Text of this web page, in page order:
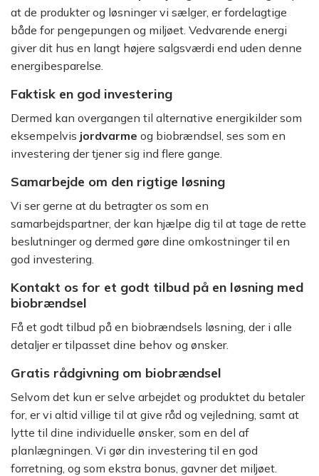
at de produkter og løsninger vi sælger, er fordelagtige
både for pengepungen og miljøet. Vedvarende energi
giver dit hus en langt højere salgsværdi end uden denne
energibesparelse.
Faktisk en god investering
Dermed kan overgangen til alternative energikilder som
eksempelvis jordvarme og biobrændsel, ses som en
investering der tjener sig ind flere gange.
Samarbejde om den rigtige løsning
Vi ser gerne at du betragter os som en
samarbejdspartner, der kan hjælpe dig til at tage de rette
beslutninger og dermed gøre dine omkostninger til en
god investering.
Kontakt os for et godt tilbud på en løsning med
biobrændsel
Få et godt tilbud på en biobrændsels løsning, der i alle
detaljer er tilpasset dine behov og ønsker.
Gratis rådgivning om biobrændsel
Selvom det kun er selve arbejdet og produktet du betaler
for, er vi altid villige til at give råd og vejledning, samt at
lytte til dine individuelle ønsker, som en del af
planlægningen. Vi gør din investering til en god
forretning, og som ekstra bonus, gavner det miljøet.